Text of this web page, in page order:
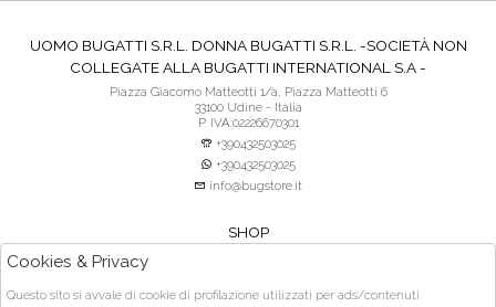
UOMO BUGATTI S.R.L. DONNA BUGATTI S.R.L. -SOCIETÀ NON
COLLEGATE ALLA BUGATTI INTERNATIONAL S.A -
Piazza Giacomo Matteotti 1/a, Piazza Matteotti 6
33100 Udine - Italia
P. IVA:02226670301
+390432503025
+390432503025
info@bugstore.it
SHOP
ACQUISTO SICURO
Cookies & Privacy
Questo sito si avvale di cookie di profilazione utilizzati per ads/contenuti